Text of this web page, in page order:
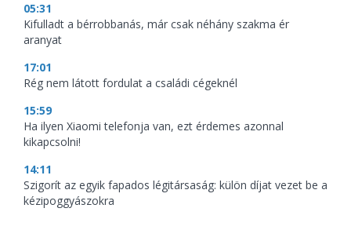
05:31
Kifulladt a bérrobbanás, már csak néhány szakma ér
aranyat
17:01
Rég nem látott fordulat a családi cégeknél
15:59
Ha ilyen Xiaomi telefonja van, ezt érdemes azonnal
kikapcsolni!
14:11
Szigorít az egyik fapados légitársaság: külön díjat vezet be a
kézipoggyászokra